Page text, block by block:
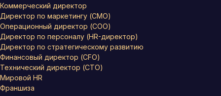
Коммерческий директор
Директор по маркетингу (CMO)
Операционный директор (COO)
Директор по персоналу (HR-директор)
Директор по стратегическому развитию
Финансовый директор (CFO)
Технический директор (CTO)
Мировой HR
Франшиза